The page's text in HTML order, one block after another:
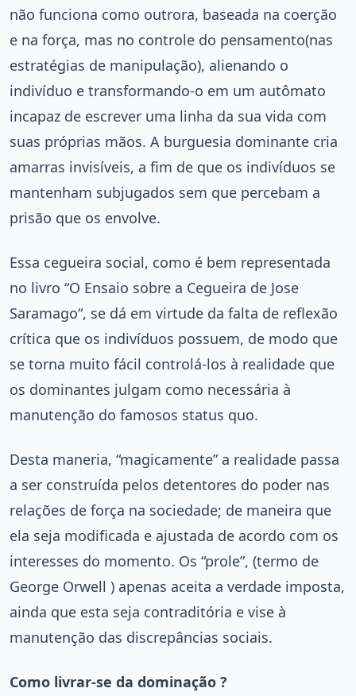
não funciona como outrora, baseada na coerção
e na força, mas no controle do pensamento(nas
estratégias de manipulação), alienando o
indivíduo e transformando-o em um autômato
incapaz de escrever uma linha da sua vida com
suas próprias mãos. A burguesia dominante cria
amarras invisíveis, a fim de que os indivíduos se
mantenham subjugados sem que percebam a
prisão que os envolve.
Essa cegueira social, como é bem representada
no livro “O Ensaio sobre a Cegueira de Jose
Saramago“, se dá em virtude da falta de reflexão
crítica que os indivíduos possuem, de modo que
se torna muito fácil controlá-los à realidade que
os dominantes julgam como necessária à
manutenção do famosos status quo.
Desta maneria, “magicamente” a realidade passa
a ser construída pelos detentores do poder nas
relações de força na sociedade; de maneira que
ela seja modificada e ajustada de acordo com os
interesses do momento. Os “prole”, (termo de
George Orwell ) apenas aceita a verdade imposta,
ainda que esta seja contraditória e vise à
manutenção das discrepâncias sociais.
Como livrar-se da dominação ?